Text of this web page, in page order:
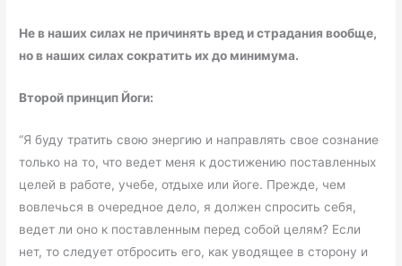
Не в наших силах не причинять вред и страдания вообще,
но в наших силах сократить их до минимума.
Второй принцип Йоги:
“Я буду тратить свою энергию и направлять свое сознание
только на то, что ведет меня к достижению поставленных
целей в работе, учебе, отдыхе или йоге. Прежде, чем
вовлечься в очередное дело, я должен спросить себя,
ведет ли оно к поставленным перед собой целям? Если
нет, то следует отбросить его, как уводящее в сторону и